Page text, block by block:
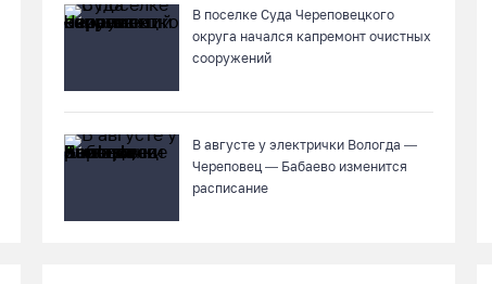
В поселке Суда Череповецкого
округа начался капремонт очистных
сооружений
В августе у электрички Вологда —
Череповец — Бабаево изменится
расписание